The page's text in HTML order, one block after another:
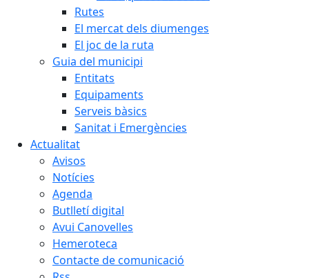
Rutes
El mercat dels diumenges
El joc de la ruta
Guia del municipi
Entitats
Equipaments
Serveis bàsics
Sanitat i Emergències
Actualitat
Avisos
Notícies
Agenda
Butlletí digital
Avui Canovelles
Hemeroteca
Contacte de comunicació